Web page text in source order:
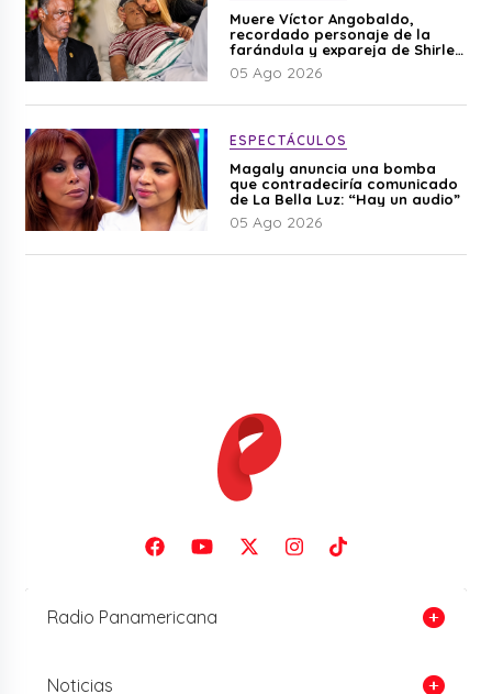
Muere Víctor Angobaldo,
recordado personaje de la
farándula y expareja de Shirley
Cherres
05 Ago 2026
ESPECTÁCULOS
Magaly anuncia una bomba
que contradeciría comunicado
de La Bella Luz: “Hay un audio”
05 Ago 2026
Radio Panamericana
Noticias